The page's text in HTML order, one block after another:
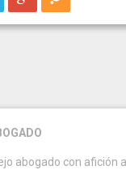
abogado con afición